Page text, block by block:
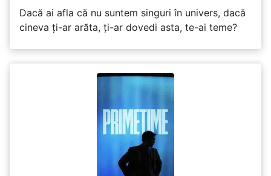
Dacă ai afla că nu suntem singuri în univers, dacă
cineva ți-ar arăta, ți-ar dovedi asta, te-ai teme?